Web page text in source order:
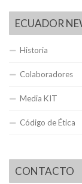
ECUADOR
Historia
Colaboradores
Media KIT
Código de Ética
CONTACTO